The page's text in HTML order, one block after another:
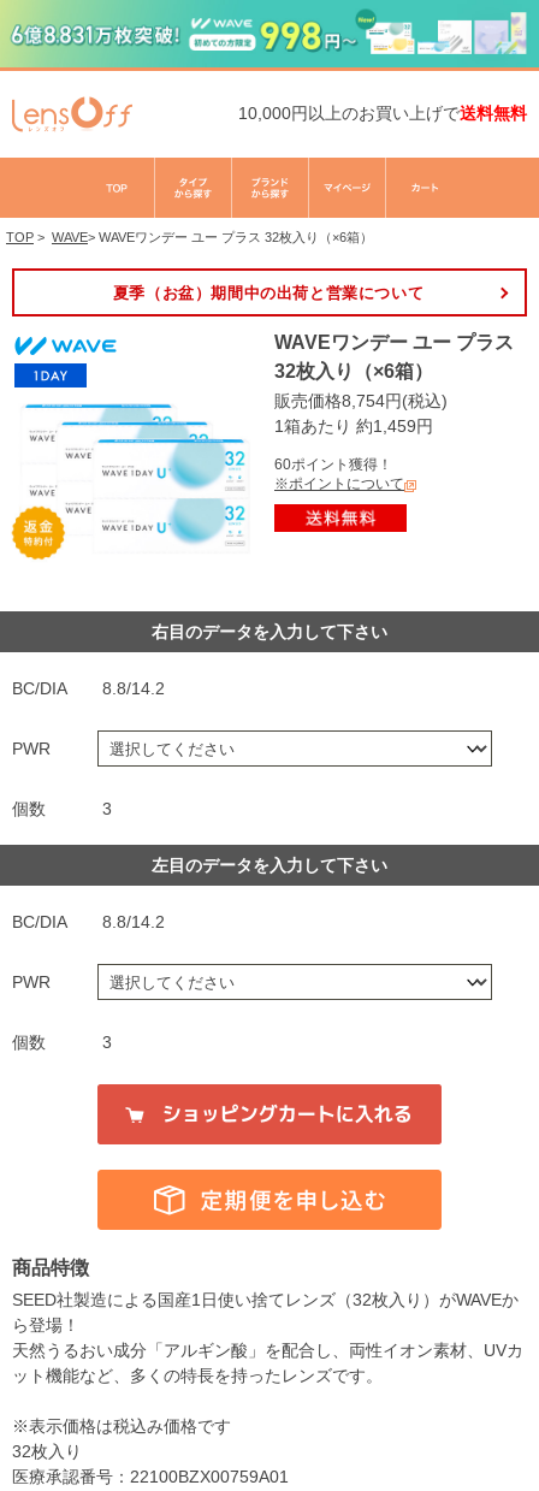
10,000円以上のお買い上げで送料無料
TOP > WAVE> WAVEワンデー ユー プラス 32枚入り（×6箱）
夏季（お盆）期間中の出荷と営業について
WAVEワンデー ユー プラス
32枚入り（×6箱）
販売価格8,754円(税込)
1箱あたり 約1,459円
60ポイント獲得！
※ポイントについて
右目のデータを入力して下さい
BC/DIA 8.8/14.2
PWR
個数 3
左目のデータを入力して下さい
BC/DIA 8.8/14.2
PWR
個数 3
商品特徴
SEED社製造による国産1日使い捨てレンズ（32枚入り）がWAVEか
ら登場！
天然うるおい成分「アルギン酸」を配合し、両性イオン素材、UVカ
ット機能など、多くの特長を持ったレンズです。
※表示価格は税込み価格です
32枚入り
医療承認番号：22100BZX00759A01